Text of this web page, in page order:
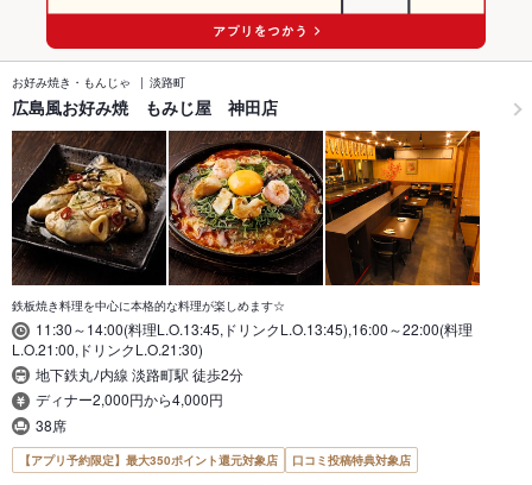
お好み焼き・もんじゃ 淡路町
広島風お好み焼 もみじ屋 神田店
鉄板焼き料理を中心に本格的な料理が楽しめます☆
11:30～14:00(料理L.O.13:45,ドリンクL.O.13:45),16:00～22:00(料理
L.O.21:00,ドリンクL.O.21:30)
地下鉄丸ﾉ内線 淡路町駅 徒歩2分
ディナー2,000円から4,000円
38席
【アプリ予約限定】最大350ポイント還元対象店 口コミ投稿特典対象店